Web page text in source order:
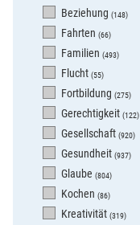
Beziehung (148)
Fahrten (66)
Familien (493)
Flucht (55)
Fortbildung (275)
Gerechtigkeit (122)
Gesellschaft (920)
Gesundheit (937)
Glaube (804)
Kochen (86)
Kreativität (319)